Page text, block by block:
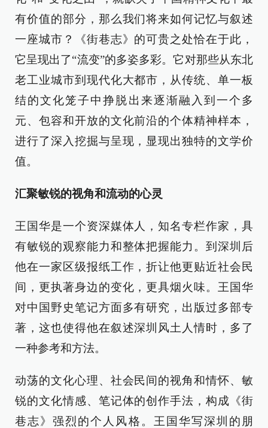
有价值的部分，那么我们将来如何记忆与叙述
一座城市？《街巷志》的可贵之处恰在于此，
它呈现出了“流变”的多姿多彩。它对那些从东北
老工业城市到现代化大都市，从传统、单一板
结的文化笼子中挣脱出来逐渐融入到一个多
元、包容和开放的文化前沿的个体精神样本，
进行了深入挖掘与呈现，显现出独特的文学价
值。
汇聚敏锐的视角和流动的心灵
王国华是一个资深媒体人，知名专栏作家，具
有敏锐的观察能力和整体把握能力。到深圳后
他在一家区级报纸工作，折让他更贴近社会民
间，更执著身边的变化，更具烟火味。王国华
对中国野史笔记方面多有研究，出版过多部专
著，这也使得他在叙述深圳风土人情时，多了
一种参考和方法。
动荡的文化心理、社会民间的视角和情怀、敏
锐的文化情感、笔记体的创作手法，构成《街
巷志》强烈的个人风格。王国华写深圳的朋